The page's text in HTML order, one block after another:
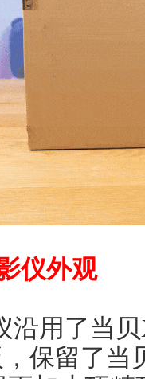
仪外观
沿用了当
保留了当